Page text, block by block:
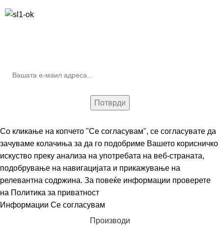
Со кликање на копчето "Се согласувам", се согласувате да
зачуваме колачиња за да го подобриме Вашето корисничко
искуство преку анализа на употребата на веб-страната,
подобрување на навигацијата и прикажување на
релевантна содржина. За повеќе информации проверете
на Политика за приватност
Информации Се согласувам
Производи